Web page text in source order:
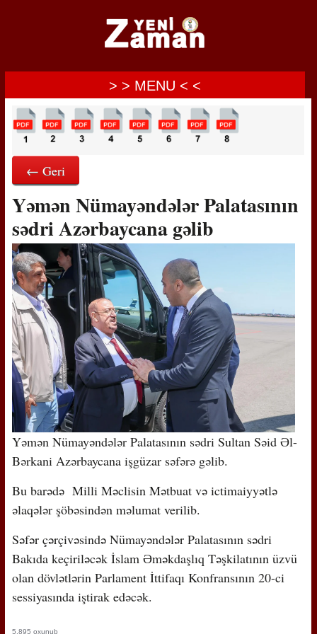
> > MENU < <
← Geri
Yəmən Nümayəndələr Palatasının
sədri Azərbaycana gəlib
Yəmən Nümayəndələr Palatasının sədri Sultan Səid Əl-
Bərkani Azərbaycana işgüzar səfərə gəlib.
Bu barədə Milli Məclisin Mətbuat və ictimaiyyətlə
əlaqələr şöbəsindən məlumat verilib.
Səfər çərçivəsində Nümayəndələr Palatasının sədri
Bakıda keçiriləcək İslam Əməkdaşlıq Təşkilatının üzvü
olan dövlətlərin Parlament İttifaqı Konfransının 20-ci
sessiyasında iştirak edəcək.
5,895 oxunub